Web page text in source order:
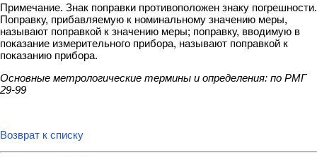
Примечание. Знак поправки противоположен знаку погрешности.
Поправку, прибавляемую к номинальному значению меры,
называют поправкой к значению меры; поправку, вводимую в
показание измерительного прибора, называют поправкой к
показанию прибора.
Основные метрологические термины и определения: по РМГ
29-99
Возврат к списку